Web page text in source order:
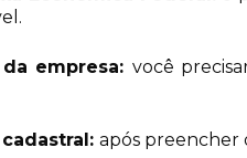
empresa: você
após preencher